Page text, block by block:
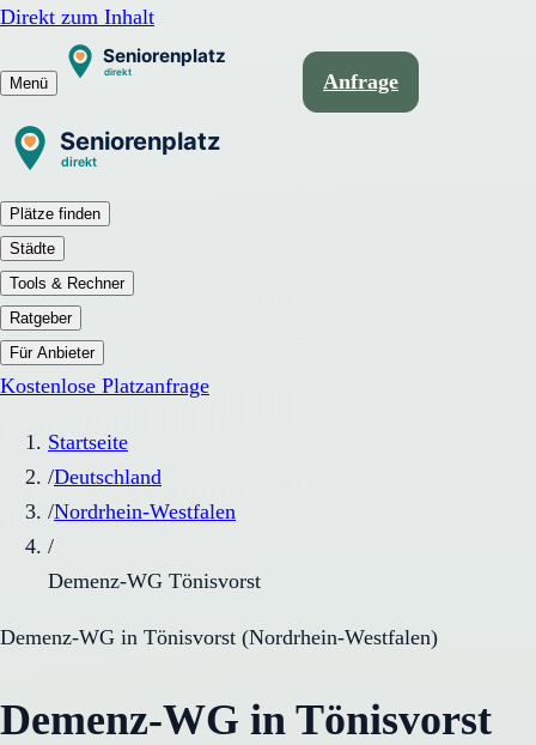
Direkt zum Inhalt
Menü Anfrage
Plätze finden
Städte
Tools & Rechner
Ratgeber
Für Anbieter
Kostenlose Platzanfrage
Startseite
/Deutschland
/Nordrhein-Westfalen
/
Demenz-WG Tönisvorst
Demenz-WG in Tönisvorst (Nordrhein-Westfalen)
Demenz-WG in Tönisvorst